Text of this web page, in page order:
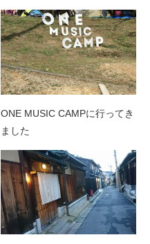
ONE MUSIC CAMPに行ってき
ました